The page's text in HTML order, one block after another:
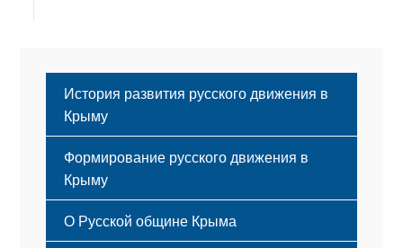
История развития русского движения в
Крыму
Формирование русского движения в
Крыму
Русский Крым
О Русской общине Крыма
Этапы становления